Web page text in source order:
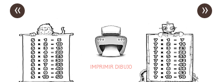
«
IMPRIMIR DIBUJO
»